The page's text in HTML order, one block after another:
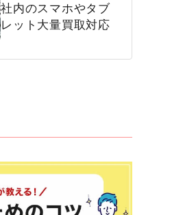
社内のスマホやタブ
レット大量買取対応